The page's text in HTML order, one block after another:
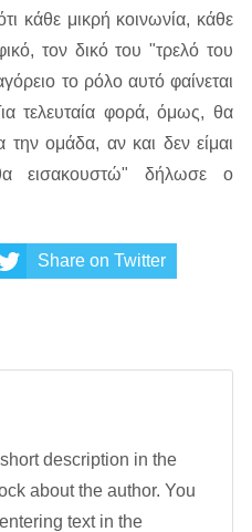
κάθε μικρή κοινωνία, κάθε
τον δικό του "τρελό του
το ρόλο αυτό φαίνεται
τελευταία φορά, όμως, θα
την ομάδα, αν και δεν είμαι
εισακουστώ" δήλωσε ο
Share on Twitter
description in the
about the author. You
text in the